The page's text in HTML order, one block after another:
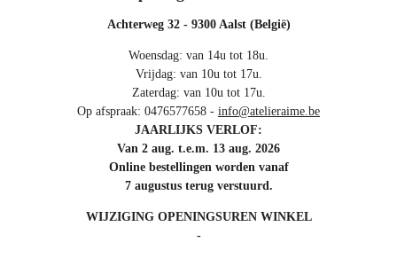
Achterweg 32 - 9300 Aalst (België)
Woensdag: van 14u tot 18u.
Vrijdag: van 10u tot 17u.
Zaterdag: van 10u tot 17u.
Op afspraak: 0476577658 - info@atelieraime.be
JAARLIJKS VERLOF:
Van 2 aug. t.e.m. 13 aug. 2026
Online bestellingen worden vanaf
7 augustus terug verstuurd.
WIJZIGING OPENINGSUREN WINKEL
-